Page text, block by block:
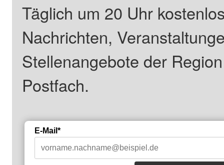
Täglich um 20 Uhr
Nachrichten,
Stellenangebote der
Postfach.
E-Mail*